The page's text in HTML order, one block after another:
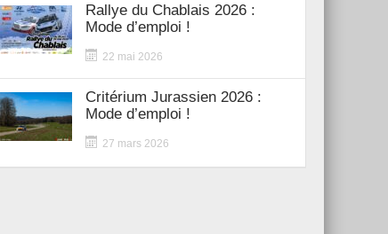
Rallye du Chablais 2026 :
Mode d’emploi !
22 mai 2026
Critérium Jurassien 2026 :
Mode d’emploi !
27 mars 2026